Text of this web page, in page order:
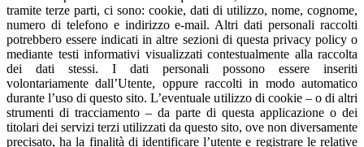
tramite terze parti, ci sono: cookie, dati di utilizzo, nome, cognome,
numero di telefono e indirizzo e-mail. Altri dati personali raccolti
potrebbero essere indicati in altre sezioni di questa privacy policy o
mediante testi informativi visualizzati contestualmente alla raccolta
dei dati stessi. I dati personali possono essere inseriti
volontariamente dall’Utente, oppure raccolti in modo automatico
durante l’uso di questo sito. L’eventuale utilizzo di cookie – o di altri
strumenti di tracciamento – da parte di questa applicazione o dei
titolari dei servizi terzi utilizzati da questo sito, ove non diversamente
precisato, ha la finalità di identificare l’utente e registrare le relative